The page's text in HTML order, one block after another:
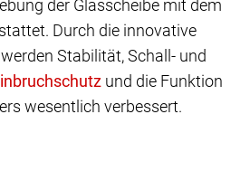
der Glasscheibe mit dem
Durch die innovative
Stabilität, Schall- und
und die Funktion
wesentlich verbessert.